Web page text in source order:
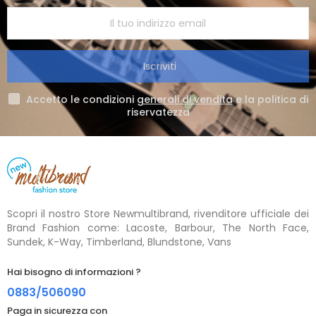
Iscriviti
Accetto le condizioni generali di venditae la politica di
riservatezza
Scopri il nostro Store Newmultibrand, rivenditore ufficiale dei
Brand Fashion come: Lacoste, Barbour, The North Face,
Sundek, K-Way, Timberland, Blundstone, Vans
Hai bisogno di informazioni ?
0883/506090
Paga in sicurezza con